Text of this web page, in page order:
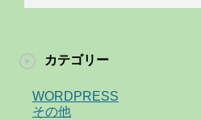
カテゴリー
WORDPRESS
その他